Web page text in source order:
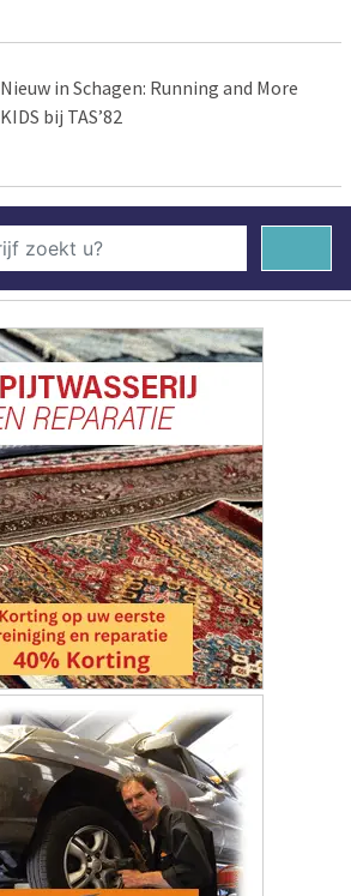
Nieuw in Schagen: Running and More
KIDS bij TAS’82